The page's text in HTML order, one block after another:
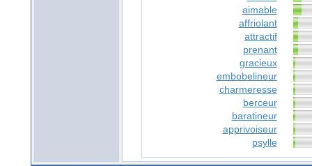
aimable
affriolant
attractif
prenant
gracieux
embobelineur
charmeresse
berceur
baratineur
apprivoiseur
psylle